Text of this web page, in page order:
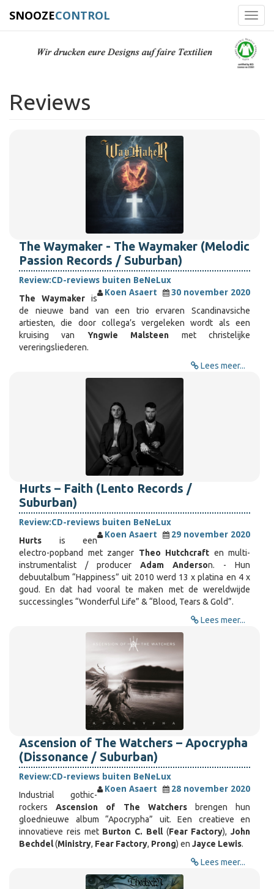
SNOOZECONTROL
Reviews
The Waymaker - The Waymaker (Melodic
Passion Records / Suburban)
Review:CD-reviews buiten BeNeLux
Koen Asaert
30 november 2020
The Waymaker is
de nieuwe band van een trio ervaren Scandinavsiche
artiesten, die door collega’s vergeleken wordt als een
kruising van Yngwie Malsteen met christelijke
vereringsliederen.
Lees meer...
Hurts – Faith (Lento Records /
Suburban)
Review:CD-reviews buiten BeNeLux
Koen Asaert
29 november 2020
Hurts is een
electro-popband met zanger Theo Hutchcraft en multi-
instrumentalist / producer Adam Anderson. - Hun
debuutalbum “Happiness” uit 2010 werd 13 x platina en 4 x
goud. En dat had vooral te maken met de wereldwijde
successingles “Wonderful Life” & “Blood, Tears & Gold”.
Lees meer...
Ascension of The Watchers – Apocrypha
(Dissonance / Suburban)
Review:CD-reviews buiten BeNeLux
Koen Asaert
28 november 2020
Industrial gothic-
rockersAscension of The Watchersbrengen hun
gloednieuwe album “Apocrypha” uit. Een creatieve en
innovatieve reis met Burton C. Bell(Fear Factory), John
Bechdel(Ministry, Fear Factory, Prong) en Jayce Lewis.
Lees meer...